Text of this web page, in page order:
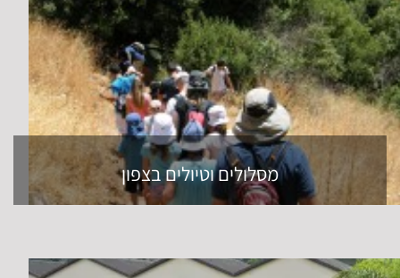
מסלולים וטיולים בצפון